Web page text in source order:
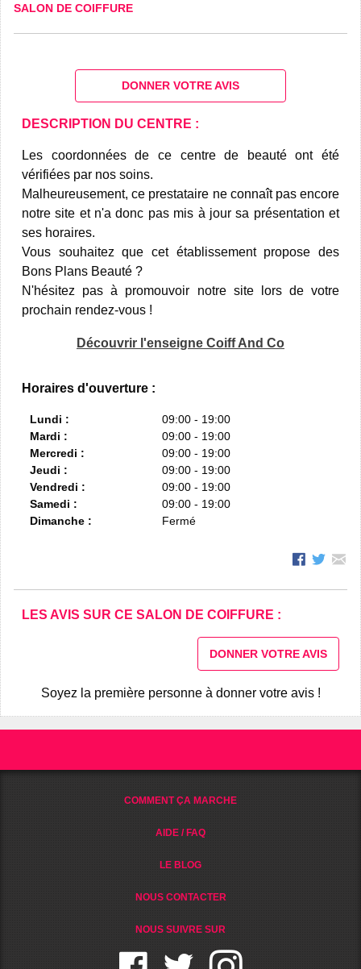
SALON DE COIFFURE
DONNER VOTRE AVIS
DESCRIPTION DU CENTRE :
Les coordonnées de ce centre de beauté ont été
vérifiées par nos soins.
Malheureusement, ce prestataire ne connaît pas encore
notre site et n'a donc pas mis à jour sa présentation et
ses horaires.
Vous souhaitez que cet établissement propose des
Bons Plans Beauté ?
N'hésitez pas à promouvoir notre site lors de votre
prochain rendez-vous !
Découvrir l'enseigne Coiff And Co
Horaires d'ouverture :
Lundi :
09:00 - 19:00
Mardi :
09:00 - 19:00
Mercredi :
09:00 - 19:00
Jeudi :
09:00 - 19:00
Vendredi :
09:00 - 19:00
Samedi :
09:00 - 19:00
Dimanche :
Fermé
LES AVIS SUR CE SALON DE COIFFURE :
DONNER VOTRE AVIS
Soyez la première personne à donner votre avis !
COMMENT ÇA MARCHE
AIDE / FAQ
LE BLOG
NOUS CONTACTER
NOUS SUIVRE SUR